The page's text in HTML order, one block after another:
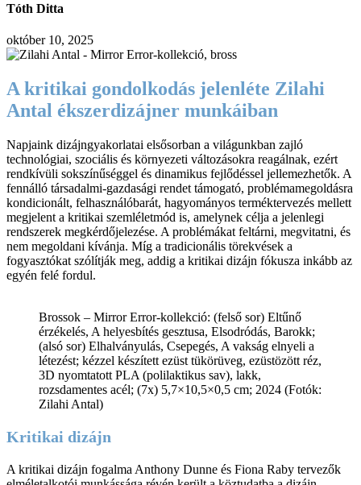
Tóth Ditta
október 10, 2025
A kritikai gondolkodás jelenléte Zilahi
Antal ékszerdizájner munkáiban
Napjaink dizájngyakorlatai elsősorban a világunkban zajló
technológiai, szociális és környezeti változásokra reagálnak, ezért
rendkívüli sokszínűséggel és dinamikus fejlődéssel jellemezhetők. A
fennálló társadalmi-gazdasági rendet támogató, problémamegoldásra
kondicionált, felhasználóbarát, hagyományos terméktervezés mellett
megjelent a kritikai szemléletmód is, amelynek célja a jelenlegi
rendszerek megkérdőjelezése. A problémákat feltárni, megvitatni, és
nem megoldani kívánja. Míg a tradicionális törekvések a
fogyasztókat szólítják meg, addig a kritikai dizájn fókusza inkább az
egyén felé fordul.
Brossok – Mirror Error-kollekció: (felső sor) Eltűnő
érzékelés, A helyesbítés gesztusa, Elsodródás, Barokk;
(alsó sor) Elhalványulás, Csepegés, A vakság elnyeli a
létezést; kézzel készített ezüst tükörüveg, ezüstözött réz,
3D nyomtatott PLA (polilaktikus sav), lakk,
rozsdamentes acél; (7x) 5,7×10,5×0,5 cm; 2024 (Fotók:
Zilahi Antal)
Kritikai dizájn
A kritikai dizájn fogalma Anthony Dunne és Fiona Raby tervezők